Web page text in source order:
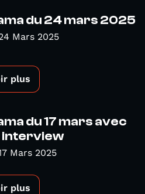
du 24 mars 2025
Mars 2025
plus
du 17 mars avec
interview
Mars 2025
plus